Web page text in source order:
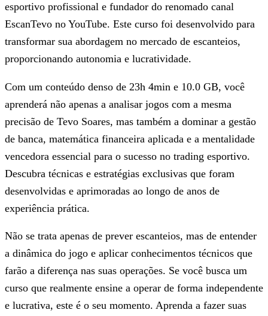
esportivo profissional e fundador do renomado canal
EscanTevo no YouTube. Este curso foi desenvolvido para
transformar sua abordagem no mercado de escanteios,
proporcionando autonomia e lucratividade.
Com um conteúdo denso de 23h 4min e 10.0 GB, você
aprenderá não apenas a analisar jogos com a mesma
precisão de Tevo Soares, mas também a dominar a gestão
de banca, matemática financeira aplicada e a mentalidade
vencedora essencial para o sucesso no trading esportivo.
Descubra técnicas e estratégias exclusivas que foram
desenvolvidas e aprimoradas ao longo de anos de
experiência prática.
Não se trata apenas de prever escanteios, mas de entender
a dinâmica do jogo e aplicar conhecimentos técnicos que
farão a diferença nas suas operações. Se você busca um
curso que realmente ensine a operar de forma independente
e lucrativa, este é o seu momento. Aprenda a fazer suas